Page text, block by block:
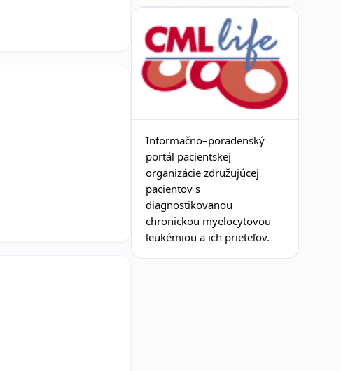
Informačno–poradenský
portál pacientskej
organizácie združujúcej
pacientov s
diagnostikovanou
chronickou myelocytovou
leukémiou a ich prieteľov.